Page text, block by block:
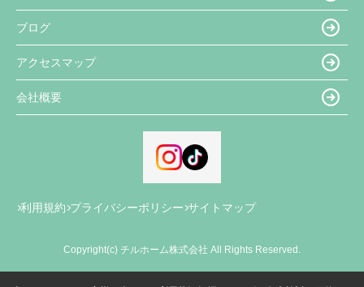
ブログ
アクセスマップ
会社概要
利用規約 プライバシーポリシー サイトマップ
Copyright(c) チルホーム株式会社 All Rights Reserved.